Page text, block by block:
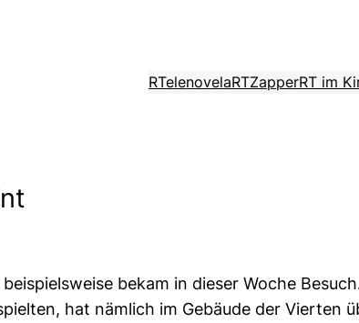
RTelenovelaRTZapperRT im
bekam in dieser Woche
hat nämlich im Gebäude der Vierten